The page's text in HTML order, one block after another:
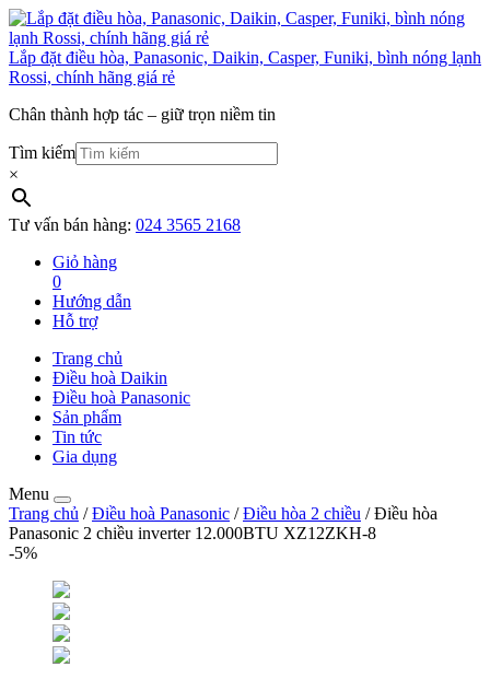
Lắp đặt điều hòa, Panasonic, Daikin, Casper, Funiki, bình nóng lạnh
Rossi, chính hãng giá rẻ
Chân thành hợp tác – giữ trọn niềm tin
Tìm kiếm
×
Tư vấn bán hàng: 024 3565 2168
Giỏ hàng
0
Hướng dẫn
Hỗ trợ
Trang chủ
Điều hoà Daikin
Điều hoà Panasonic
Sản phẩm
Tin tức
Gia dụng
Menu
Trang chủ /Điều hoà Panasonic /Điều hòa 2 chiều / Điều hòa
Panasonic 2 chiều inverter 12.000BTU XZ12ZKH-8
-5%